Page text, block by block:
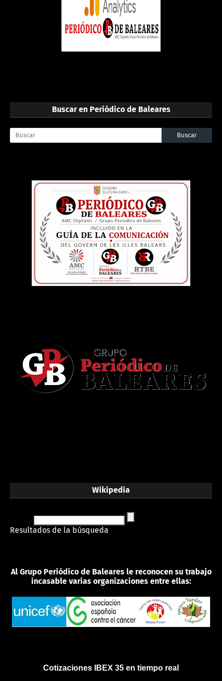
Buscar en Periódico de Baleares
Wikipedia
Resultados de la búsqueda
Al Grupo Periódico de Baleares le reconocen su trabajo
incasable varias organizaciones entre ellas:
Cotizaciones IBEX 35 en tiempo real